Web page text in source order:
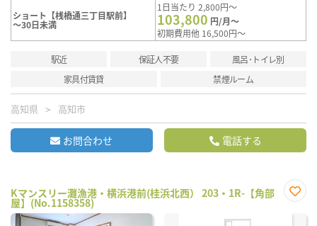
ショート【桟橋通三丁目駅前】
～30日未満
1日当たり 2,800円～
103,800 円/月～
初期費用他 16,500円～
駅近 保証人不要
風呂･トイレ別
家具付賃貸
禁煙ルーム
高知県 高知市
お問合わせ 電話する
Kマンスリー灘漁港・横浜港前(桂浜北西） 203・1R-【角部
屋】(No.1158358)
に入